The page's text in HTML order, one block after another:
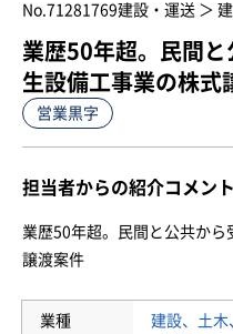
No.71281769建設・運送 ＞
業歴50年超。民間
生設備工事業の株式
営業黒字
担当者からの紹介コメント
業歴50年超。民間と公共か
譲渡案件
業種
建設、土木